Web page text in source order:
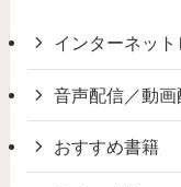
インターネット
音声配信／動画
おすすめ書籍